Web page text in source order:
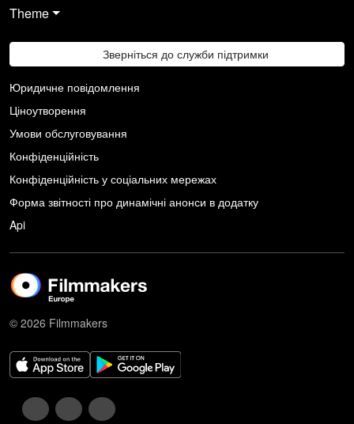
Theme
Зверніться до служби підтримки
Юридичне повідомлення
Ціноутворення
Умови обслуговування
Конфіденційність
Конфіденційність у соціальних мережах
Форма звітності про динамічні анонси в додатку
Api
© 2026 Filmmakers